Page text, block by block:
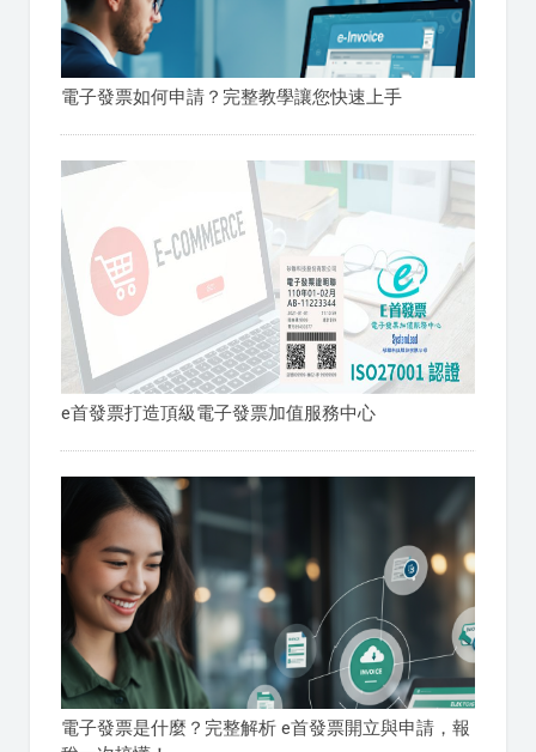
電子發票如何申請？完整教學讓您快速上手
e首發票打造頂級電子發票加值服務中心
電子發票是什麼？完整解析 e首發票開立與申請，報